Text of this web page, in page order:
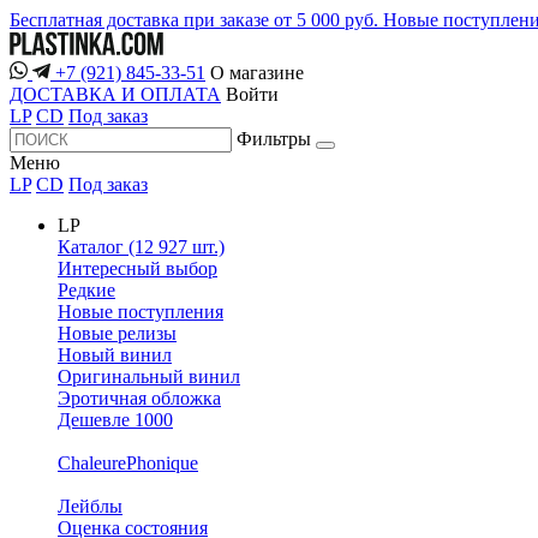
Бесплатная доставка при заказе от 5 000 руб. Новые
+7 (921) 845-33-51 О магазине
ДОСТАВКА И ОПЛАТА Войти
LP CD Под заказ
Фильтры
Меню
LP CD Под заказ
LP
Каталог (12 927 шт.)
Интересный выбор
Редкие
Новые поступления
Новые релизы
Новый винил
Оригинальный винил
Эротичная обложка
Дешевле 1000
ChaleurePhonique
Лейблы
Оценка состояния